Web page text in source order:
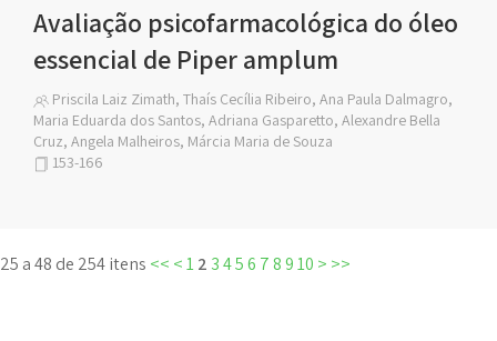
Avaliação psicofarmacológica do óleo
essencial de Piper amplum
Priscila Laiz Zimath, Thaís Cecília Ribeiro, Ana Paula Dalmagro,
Maria Eduarda dos Santos, Adriana Gasparetto, Alexandre Bella
Cruz, Angela Malheiros, Márcia Maria de Souza
153-166
25 a 48 de 254 itens << <12 3456 78910 > >>